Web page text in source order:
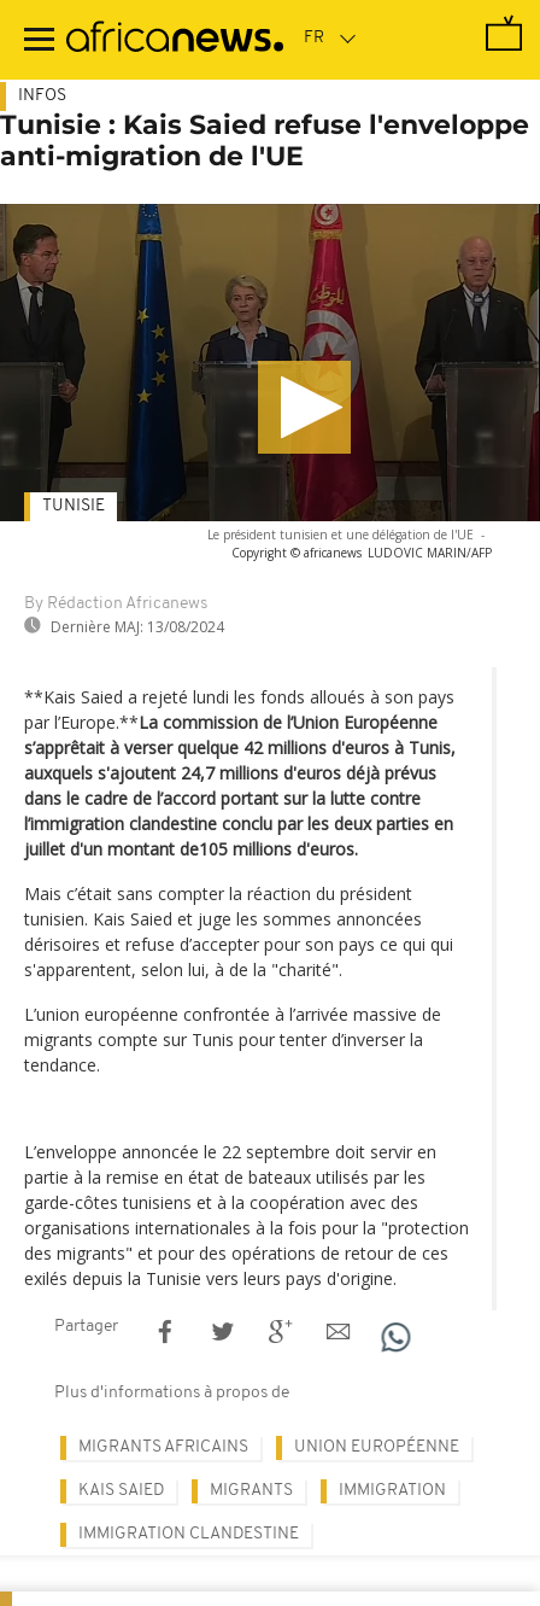
contenu
INFOS
Tunisie : Kais Saied refuse l'enveloppe
anti-migration de l'UE
Le président tunisien et une délégation de l'UE -
Copyright © africanews LUDOVIC MARIN/AFP
By Rédaction Africanews
Dernière MAJ: 13/08/2024
TUNISIE
**Kais Saied a rejeté lundi les fonds alloués à son pays
par l’Europe.**La commission de l’Union Européenne
s’apprêtait à verser quelque 42 millions d'euros à Tunis,
auxquels s'ajoutent 24,7 millions d'euros déjà prévus
dans le cadre de l’accord portant sur la lutte contre
l’immigration clandestine conclu par les deux parties en
juillet d'un montant de105 millions d'euros.
Mais c’était sans compter la réaction du président
tunisien. Kais Saied et juge les sommes annoncées
dérisoires et refuse d’accepter pour son pays ce qui qui
s'apparentent, selon lui, à de la "charité".
L’union européenne confrontée à l’arrivée massive de
migrants compte sur Tunis pour tenter d’inverser la
tendance.
L’enveloppe annoncée le 22 septembre doit servir en
partie à la remise en état de bateaux utilisés par les
garde-côtes tunisiens et à la coopération avec des
organisations internationales à la fois pour la "protection
des migrants" et pour des opérations de retour de ces
exilés depuis la Tunisie vers leurs pays d'origine.
Partager
Plus d'informations à propos de
MIGRANTS AFRICAINS UNION EUROPÉENNE
KAIS SAIED MIGRANTS IMMIGRATION
IMMIGRATION CLANDESTINE